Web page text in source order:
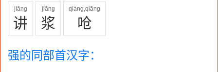
jiǎng
讲
jiāng
浆
qiàng,qiāng
呛
强的同部首汉字：